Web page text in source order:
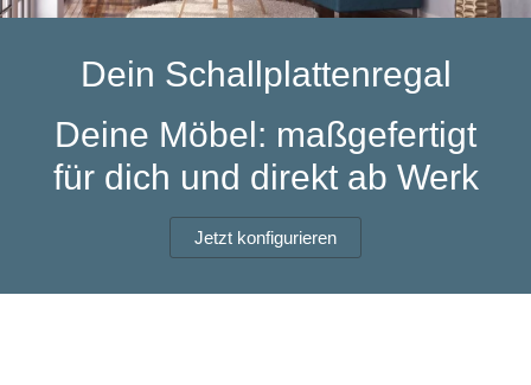
Schuhschrank
Hängeschrank
Hängeboard
TV-Möbel
aus
Massivholz
Badregal
SpiegelschrankPolstermöbel
Sofa
Ecksofa
Sessel
Schlafsofa
Küche
Outdoorküche
Produktlinie
Selection
Outdoorküche
Dein Schallplattenregal
Deine Möbel: maßgefertigt
für dich und direkt ab Werk
Jetzt konfigurieren